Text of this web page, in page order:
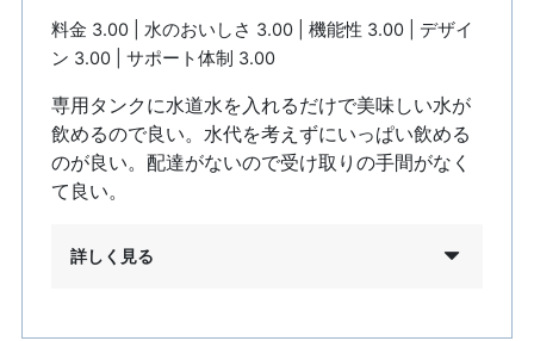
料金 3.00 | 水のおいしさ 3.00 | 機能性 3.00 | デザイ
ン 3.00 | サポート体制 3.00
専用タンクに水道水を入れるだけで美味しい水が
飲めるので良い。水代を考えずにいっぱい飲める
のが良い。配達がないので受け取りの手間がなく
て良い。
詳しく見る